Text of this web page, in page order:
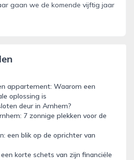
gaan we de komende vijftig jaar
appartement: Waarom een
oplossing is
deur in Arnhem?
7 zonnige plekken voor de
een blik op de oprichter van
korte schets van zijn financiële